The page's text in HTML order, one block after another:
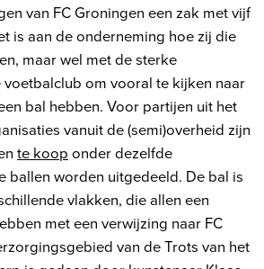
van FC Groningen een zak met vijf
is aan de onderneming hoe zij die
maar wel met de sterke
om vooral te kijken naar
bal hebben. Voor partijen uit het
vanuit de (semi)overheid zijn
te koop onder dezelfde
ballen worden uitgedeeld. De bal is
vlakken, die allen een
met een verwijzing naar FC
van de Trots van het